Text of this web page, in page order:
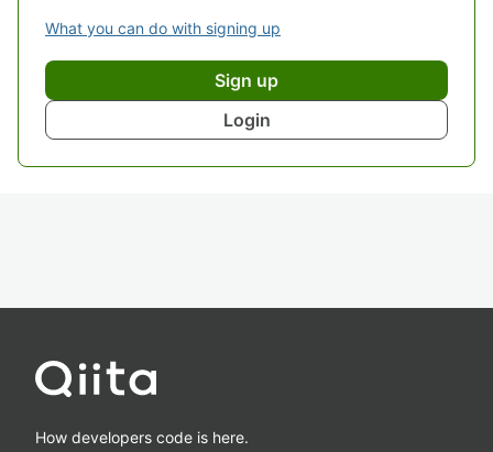
What you can do with signing up
Sign up
Login
How developers code is here.